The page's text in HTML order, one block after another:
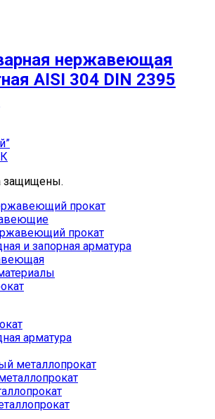
нержавеющая
AISI 304 DIN 2395
защищены.
прокат
прокат
и запорная арматура
арматура
металлопрокат